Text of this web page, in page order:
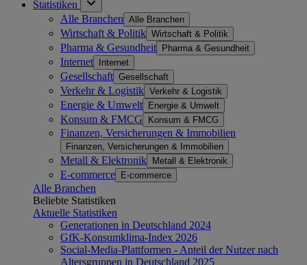
Statistiken
Alle Branchen Alle Branchen
Wirtschaft & Politik Wirtschaft & Politik
Pharma & Gesundheit Pharma & Gesundheit
Internet Internet
Gesellschaft Gesellschaft
Verkehr & Logistik Verkehr & Logistik
Energie & Umwelt Energie & Umwelt
Konsum & FMCG Konsum & FMCG
Finanzen, Versicherungen & Immobilien
Finanzen, Versicherungen & Immobilien
Metall & Elektronik Metall & Elektronik
E-commerce E-commerce
Alle Branchen
Beliebte Statistiken
Aktuelle Statistiken
Generationen in Deutschland 2024
GfK-Konsumklima-Index 2026
Social-Media-Plattformen - Anteil der Nutzer nach
Altersgruppen in Deutschland 2025